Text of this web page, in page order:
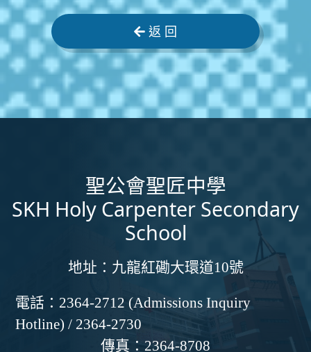
返 回
聖公會聖匠中學
SKH Holy Carpenter Secondary
School
地址： 九龍紅磡大環道10號
電話： 2364-2712 (Admissions Inquiry
Hotline) / 2364-2730
傳真： 2364-8708